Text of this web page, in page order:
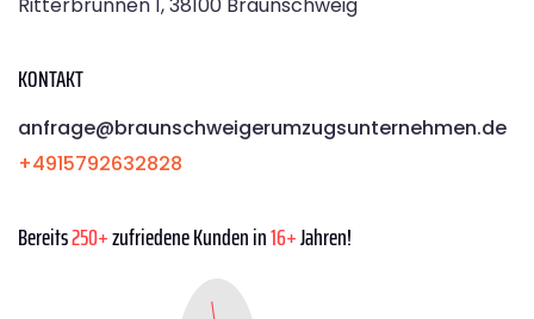
KONTAKT
anfrage@braunschweigerumzugsunternehmen.de
+4915792632828
Bereits250+zufriedene Kunden in16+Jahren!